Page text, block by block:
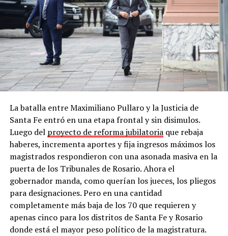
La batalla entre Maximiliano Pullaro y la Justicia de
Santa Fe entró en una etapa frontal y sin disimulos.
Luego del proyecto de reforma jubilatoriaque rebaja
haberes, incrementa aportes y fija ingresos máximos los
magistrados respondieron con una asonada masiva en la
puerta de los Tribunales de Rosario. Ahora el
gobernador manda, como querían los jueces, los pliegos
para designaciones. Pero en una cantidad
completamente más baja de los 70 que requieren y
apenas cinco para los distritos de Santa Fe y Rosario
donde está el mayor peso político de la magistratura.